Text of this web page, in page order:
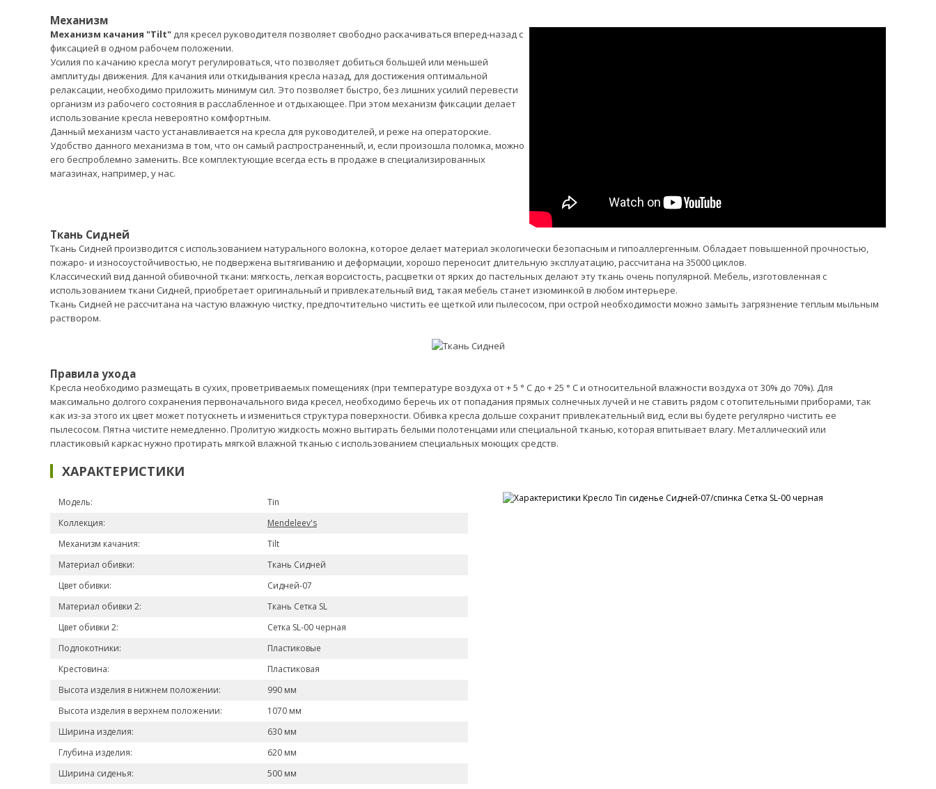
Механизм
Механизм качания "Tilt" для кресел руководителя позволяет свободно раскачиваться вперед-назад с
фиксацией в одном рабочем положении.
Усилия по качанию кресла могут регулироваться, что позволяет добиться большей или меньшей
амплитуды движения. Для качания или откидывания кресла назад, для достижения оптимальной
релаксации, необходимо приложить минимум сил. Это позволяет быстро, без лишних усилий перевести
организм из рабочего состояния в расслабленное и отдыхающее. При этом механизм фиксации делает
использование кресла невероятно комфортным.
Данный механизм часто устанавливается на кресла для руководителей, и реже на операторские.
Удобство данного механизма в том, что он самый распространенный, и, если произошла поломка, можно
его беспроблемно заменить. Все комплектующие всегда есть в продаже в специализированных
магазинах, например, у нас.
Ткань Сидней
Ткань Сидней производится с использованием натурального волокна, которое делает материал экологически безопасным и гипоаллергенным. Обладает повышенной прочностью,
пожаро- и износоустойчивостью, не подвержена вытягиванию и деформации, хорошо переносит длительную эксплуатацию, рассчитана на 35000 циклов.
Классический вид данной обивочной ткани: мягкость, легкая ворсистость, расцветки от ярких до пастельных делают эту ткань очень популярной. Мебель, изготовленная с
использованием ткани Сидней, приобретает оригинальный и привлекательный вид, такая мебель станет изюминкой в любом интерьере.
Ткань Сидней не рассчитана на частую влажную чистку, предпочтительно чистить ее щеткой или пылесосом, при острой необходимости можно замыть загрязнение теплым мыльным
раствором.
Правила ухода
Кресла необходимо размещать в сухих, проветриваемых помещениях (при температуре воздуха от + 5 ° C до + 25 ° C и относительной влажности воздуха от 30% до 70%). Для
максимально долгого сохранения первоначального вида кресел, необходимо беречь их от попадания прямых солнечных лучей и не ставить рядом с отопительными приборами, так
как из-за этого их цвет может потускнеть и измениться структура поверхности. Обивка кресла дольше сохранит привлекательный вид, если вы будете регулярно чистить ее
пылесосом. Пятна чистите немедленно. Пролитую жидкость можно вытирать белыми полотенцами или специальной тканью, которая впитывает влагу. Металлический или
пластиковый каркас нужно протирать мягкой влажной тканью с использованием специальных моющих средств.
ХАРАКТЕРИСТИКИ
Модель:
Tin
Коллекция:
Mendeleev's
Механизм качания:
Tilt
Материал обивки:
Ткань Сидней
Цвет обивки:
Сидней-07
Материал обивки 2:
Ткань Сетка SL
Цвет обивки 2:
Сетка SL-00 черная
Подлокотники:
Пластиковые
Крестовина:
Пластиковая
Высота изделия в нижнем положении:
990 мм
Высота изделия в верхнем положении:
1070 мм
Ширина изделия:
630 мм
Глубина изделия:
620 мм
Ширина сиденья:
500 мм